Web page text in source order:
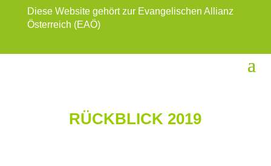
Diese Website gehört zur Evangelischen Allianz
Österreich (EAÖ)
RÜCKBLICK 2019